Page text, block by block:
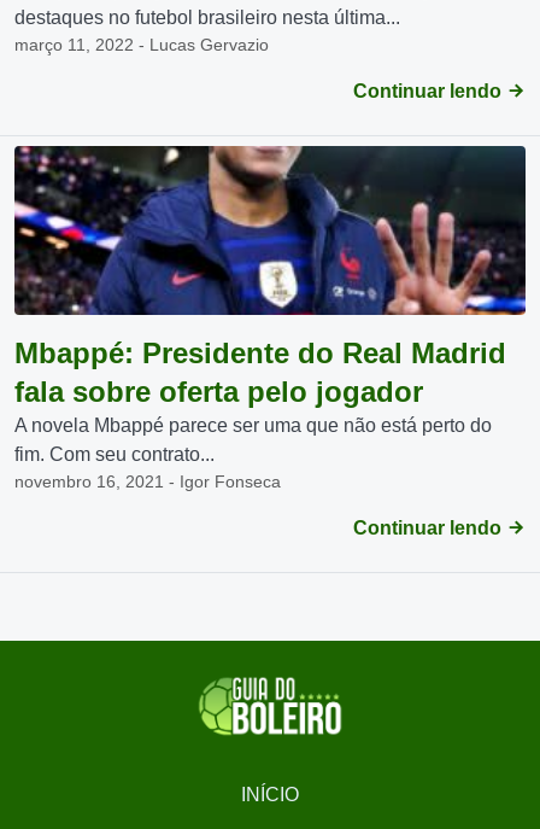
destaques no futebol brasileiro nesta última...
março 11, 2022 - Lucas Gervazio
Continuar lendo
Mbappé: Presidente do Real Madrid
fala sobre oferta pelo jogador
A novela Mbappé parece ser uma que não está perto do
fim. Com seu contrato...
novembro 16, 2021 - Igor Fonseca
Continuar lendo
INÍCIO